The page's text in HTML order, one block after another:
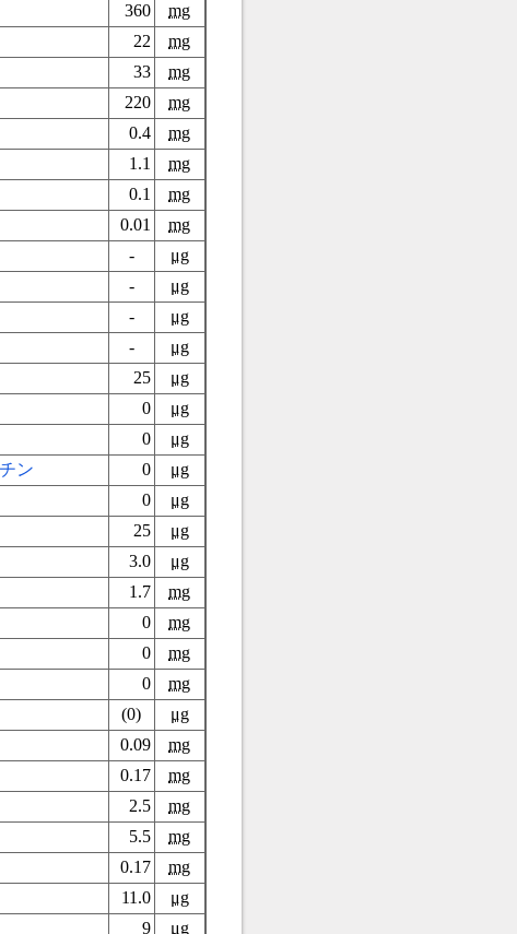
360
mg
22
mg
33
mg
220
mg
0.4
mg
1.1
mg
0.1
mg
0.01
mg
-
μg
-
μg
-
μg
- μg
25
μg
0
μg
0
μg
ン
0
μg
0
μg
25
μg
3.0
μg
1.7
mg
0
mg
0
mg
0
mg
(0)
μg
0.09
mg
0.17
mg
2.5
mg
5.5
mg
0.17
mg
11.0
μg
9 μg